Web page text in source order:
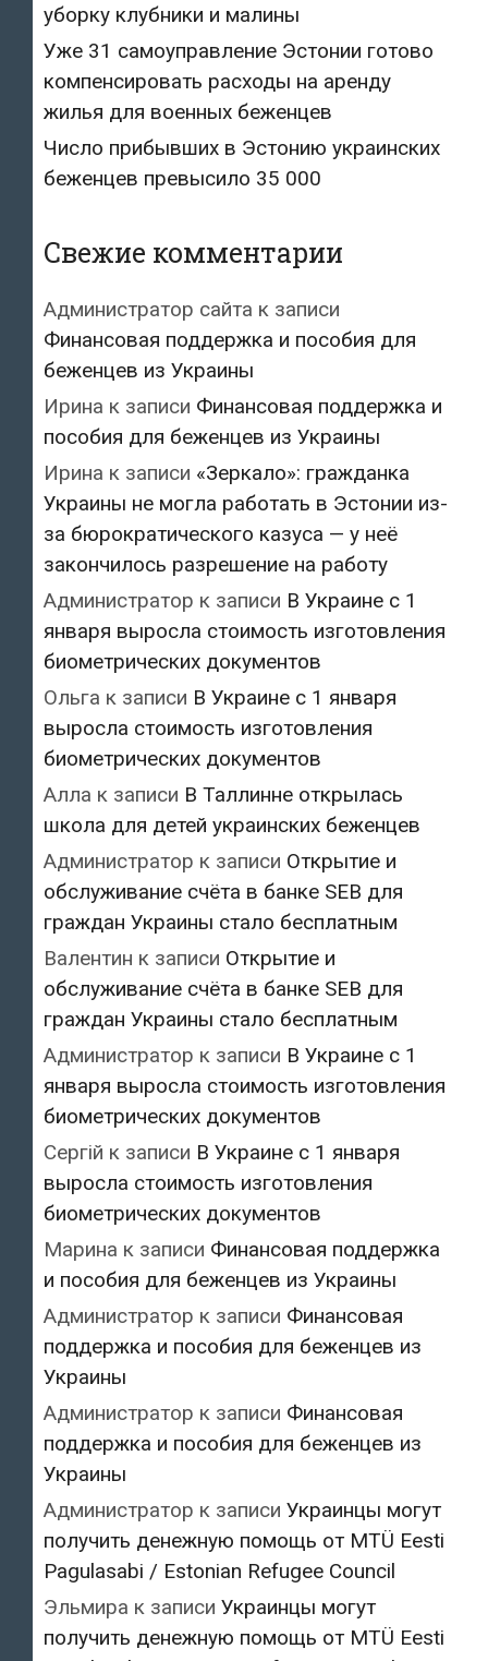
уборку клубники и малины
Уже 31 самоуправление Эстонии готово
компенсировать расходы на аренду
жилья для военных беженцев
Число прибывших в Эстонию украинских
беженцев превысило 35 000
Свежие комментарии
Администратор сайта к записи
Финансовая поддержка и пособия для
беженцев из Украины
Ирина к записи Финансовая поддержка и
пособия для беженцев из Украины
Ирина к записи «Зеркало»: гражданка
Украины не могла работать в Эстонии из-
за бюрократического казуса — у неё
закончилось разрешение на работу
Администратор к записи В Украине с 1
января выросла стоимость изготовления
биометрических документов
Ольга к записи В Украине с 1 января
выросла стоимость изготовления
биометрических документов
Алла к записи В Таллинне открылась
школа для детей украинских беженцев
Администратор к записи Открытие и
обслуживание счёта в банке SEB для
граждан Украины стало бесплатным
Валентин к записи Открытие и
обслуживание счёта в банке SEB для
граждан Украины стало бесплатным
Администратор к записи В Украине с 1
января выросла стоимость изготовления
биометрических документов
Сергій к записи В Украине с 1 января
выросла стоимость изготовления
биометрических документов
Марина к записи Финансовая поддержка
и пособия для беженцев из Украины
Администратор к записи Финансовая
поддержка и пособия для беженцев из
Украины
Администратор к записи Финансовая
поддержка и пособия для беженцев из
Украины
Администратор к записи Украинцы могут
получить денежную помощь от MTÜ Eesti
Pagulasabi / Estonian Refugee Council
Эльмира к записи Украинцы могут
получить денежную помощь от MTÜ Eesti